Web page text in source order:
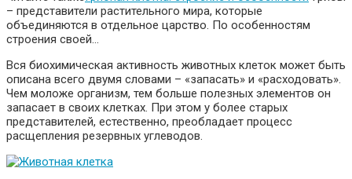
– представители растительного мира, которые
объединяются в отдельное царство. По особенностям
строения своей…
Вся биохимическая активность животных клеток может быть
описана всего двумя словами – «запасать» и «расходовать».
Чем моложе организм, тем больше полезных элементов он
запасает в своих клетках. При этом у более старых
представителей, естественно, преобладает процесс
расщепления резервных углеводов.